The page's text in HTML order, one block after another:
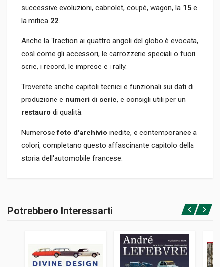
successive evoluzioni, cabriolet, coupé, wagon, la 15 e
la mitica 22.
Anche la Traction ai quattro angoli del globo è evocata,
così come gli accessori, le carrozzerie speciali o fuori
serie, i record, le imprese e i rally.
Troverete anche capitoli tecnici e funzionali sui dati di
produzione e numeri di serie, e consigli utili per un
restauro di qualità.
Numerose foto d'archivio inedite, e contemporanee a
colori, completano questo affascinante capitolo della
storia dell'automobile francese.
Rilegato
ISBN / EAN
2851204254
Accedi o registrati
Potrebbero Interessarti